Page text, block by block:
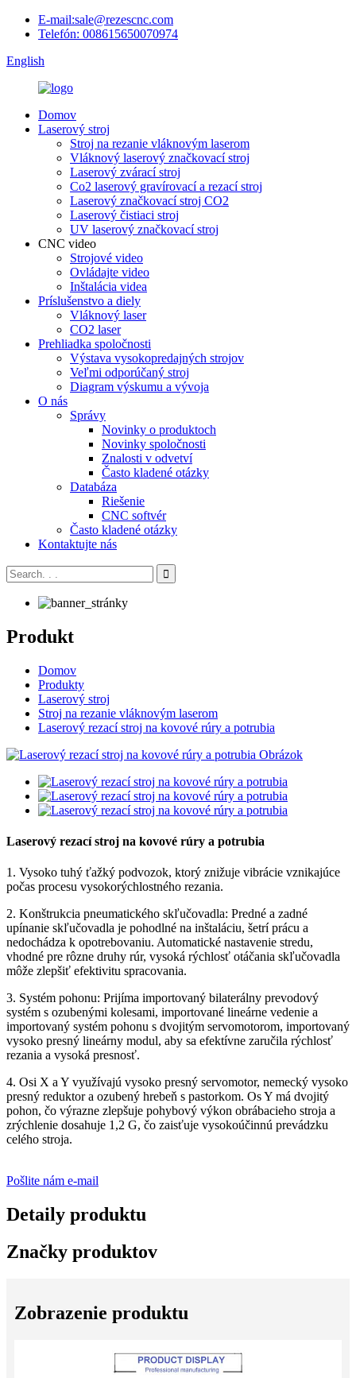
E-mail:sale@rezescnc.com
Telefón: 008615650070974
English
Domov
Laserový stroj
Stroj na rezanie vláknovým laserom
Vláknový laserový značkovací stroj
Laserový zvárací stroj
Co2 laserový gravírovací a rezací stroj
Laserový značkovací stroj CO2
Laserový čistiaci stroj
UV laserový značkovací stroj
CNC video
Strojové video
Ovládajte video
Inštalácia videa
Príslušenstvo a diely
Vláknový laser
CO2 laser
Prehliadka spoločnosti
Výstava vysokopredajných strojov
Veľmi odporúčaný stroj
Diagram výskumu a vývoja
O nás
Správy
Novinky o produktoch
Novinky spoločnosti
Znalosti v odvetví
Často kladené otázky
Databáza
Riešenie
CNC softvér
Často kladené otázky
Kontaktujte nás
Produkt
Domov
Produkty
Laserový stroj
Stroj na rezanie vláknovým laserom
Laserový rezací stroj na kovové rúry a potrubia
Laserový rezací stroj na kovové rúry a potrubia
1. Vysoko tuhý ťažký podvozok, ktorý znižuje vibrácie vznikajúce
počas procesu vysokorýchlostného rezania.
2. Konštrukcia pneumatického skľučovadla: Predné a zadné
upínanie skľučovadla je pohodlné na inštaláciu, šetrí prácu a
nedochádza k opotrebovaniu. Automatické nastavenie stredu,
vhodné pre rôzne druhy rúr, vysoká rýchlosť otáčania skľučovadla
môže zlepšiť efektivitu spracovania.
3. Systém pohonu: Prijíma importovaný bilaterálny prevodový
systém s ozubenými kolesami, importované lineárne vedenie a
importovaný systém pohonu s dvojitým servomotorom, importovaný
vysoko presný lineárny modul, aby sa efektívne zaručila rýchlosť
rezania a vysoká presnosť.
4. Osi X a Y využívajú vysoko presný servomotor, nemecký vysoko
presný reduktor a ozubený hrebeň s pastorkom. Os Y má dvojitý
pohon, čo výrazne zlepšuje pohybový výkon obrábacieho stroja a
zrýchlenie dosahuje 1,2 G, čo zaisťuje vysokoúčinnú prevádzku
celého stroja.
Pošlite nám e-mail
Detaily produktu
Značky produktov
Zobrazenie produktu